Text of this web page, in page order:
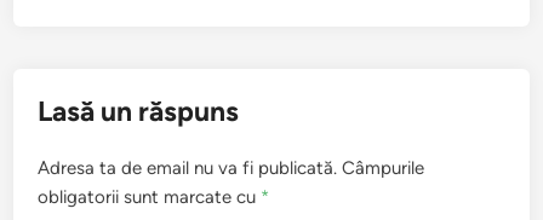
Lasă un răspuns
Adresa ta de email nu va fi publicată. Câmpurile
obligatorii sunt marcate cu *